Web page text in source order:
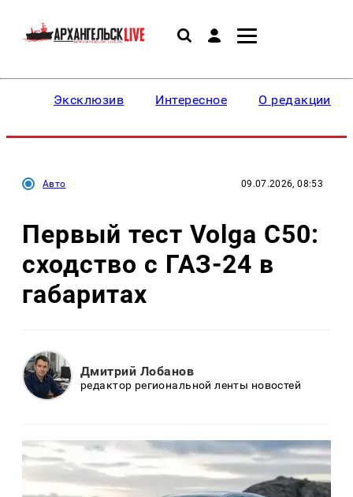
Эксклюзив Интересное О редакции
Авто 09.07.2026, 08:53
Первый тест Volga C50:
сходство с ГАЗ-24 в
габаритах
Дмитрий Лобанов
редактор региональной ленты новостей